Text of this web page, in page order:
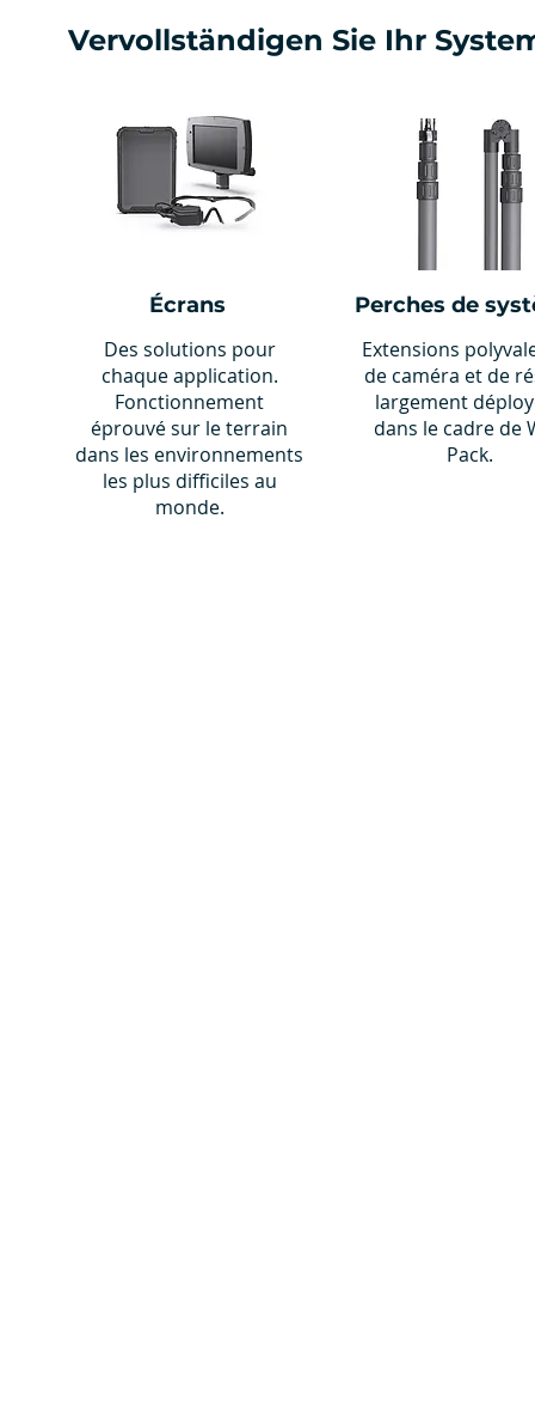
Vervollständigen Sie Ihr
Écrans
Des solutions pour
chaque application.
Fonctionnement
éprouvé sur le terrain
dans les environnements
les plus difficiles au
monde.
Perches de
Extensions
de caméra et de
largement
dans le cadre de
Pack.